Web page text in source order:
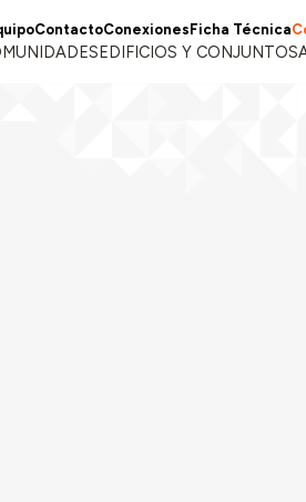
ContactoConexiones Ficha Técnica
EDIFICIOS Y CONJUNTOS